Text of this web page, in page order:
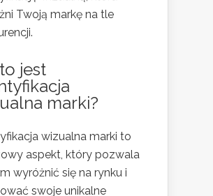
Twoją markę na tle
jest
marki?
wizualna marki to
aspekt, który pozwala
wyróżnić się na rynku i
swoje unikalne